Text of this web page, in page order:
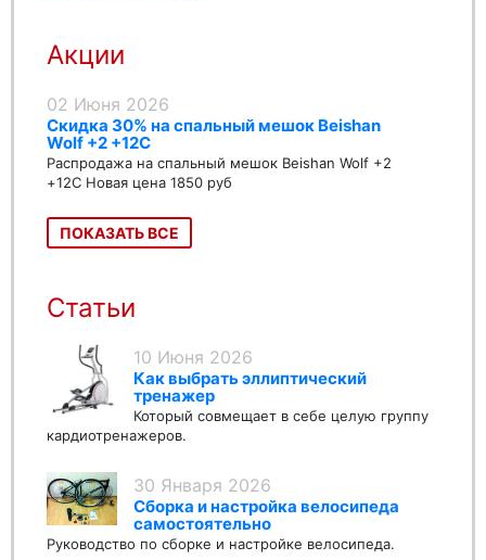
Акции
02 Июня 2026
Скидка 30% на спальный мешок Beishan
Wolf +2 +12C
Распродажа на спальный мешок Beishan Wolf +2
+12C Новая цена 1850 руб
ПОКАЗАТЬ ВСЕ
Статьи
10 Июня 2026
Как выбрать эллиптический
тренажер
Который совмещает в себе целую группу
кардиотренажеров.
30 Января 2026
Сборка и настройка велосипеда
самостоятельно
Руководство по сборке и настройке велосипеда.